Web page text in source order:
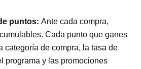
puntos:Ante cada compra,
Cada punto que ganes
categoría de compra, la tasa de
programa y las promociones